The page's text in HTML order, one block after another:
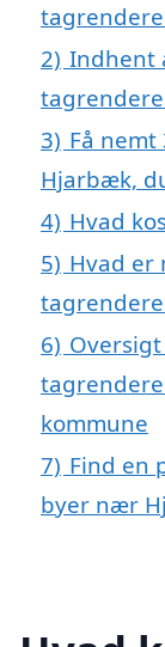
2) Indhent
3) Få
Hjarbæk,
4) Hvad
5) Hvad er
6)
kommune
7) Find en
byer nær